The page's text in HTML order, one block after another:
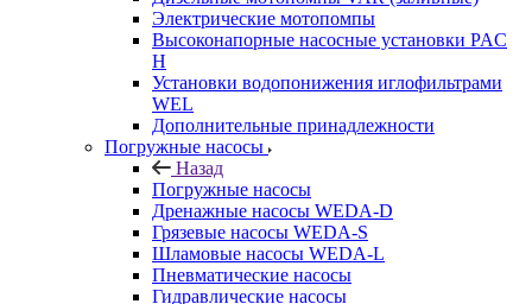
Электрические мотопомпы
Высоконапорные насосные установки PAC
H
Установки водопонижения иглофильтрами
WEL
Дополнительные принадлежности
Погружные насосы
Назад
Погружные насосы
Дренажные насосы WEDA-D
Грязевые насосы WEDA-S
Шламовые насосы WEDA-L
Пневматические насосы
Гидравлические насосы